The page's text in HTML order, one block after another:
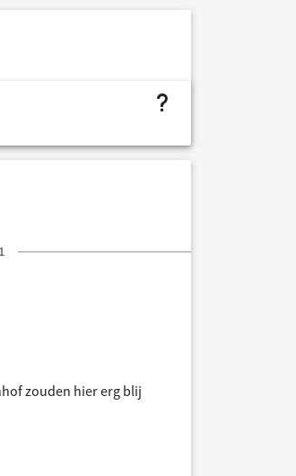
project.budget.fields.is not assigned
zouden hier erg blij